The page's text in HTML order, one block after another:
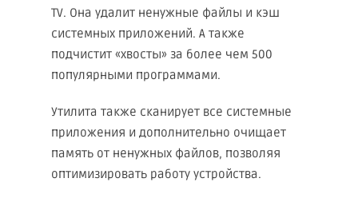
TV. Она удалит ненужные файлы и кэш
системных приложений. А также
подчистит «хвосты» за более чем 500
популярными программами.
Утилита также сканирует все системные
приложения и дополнительно очищает
память от ненужных файлов, позволяя
оптимизировать работу устройства.